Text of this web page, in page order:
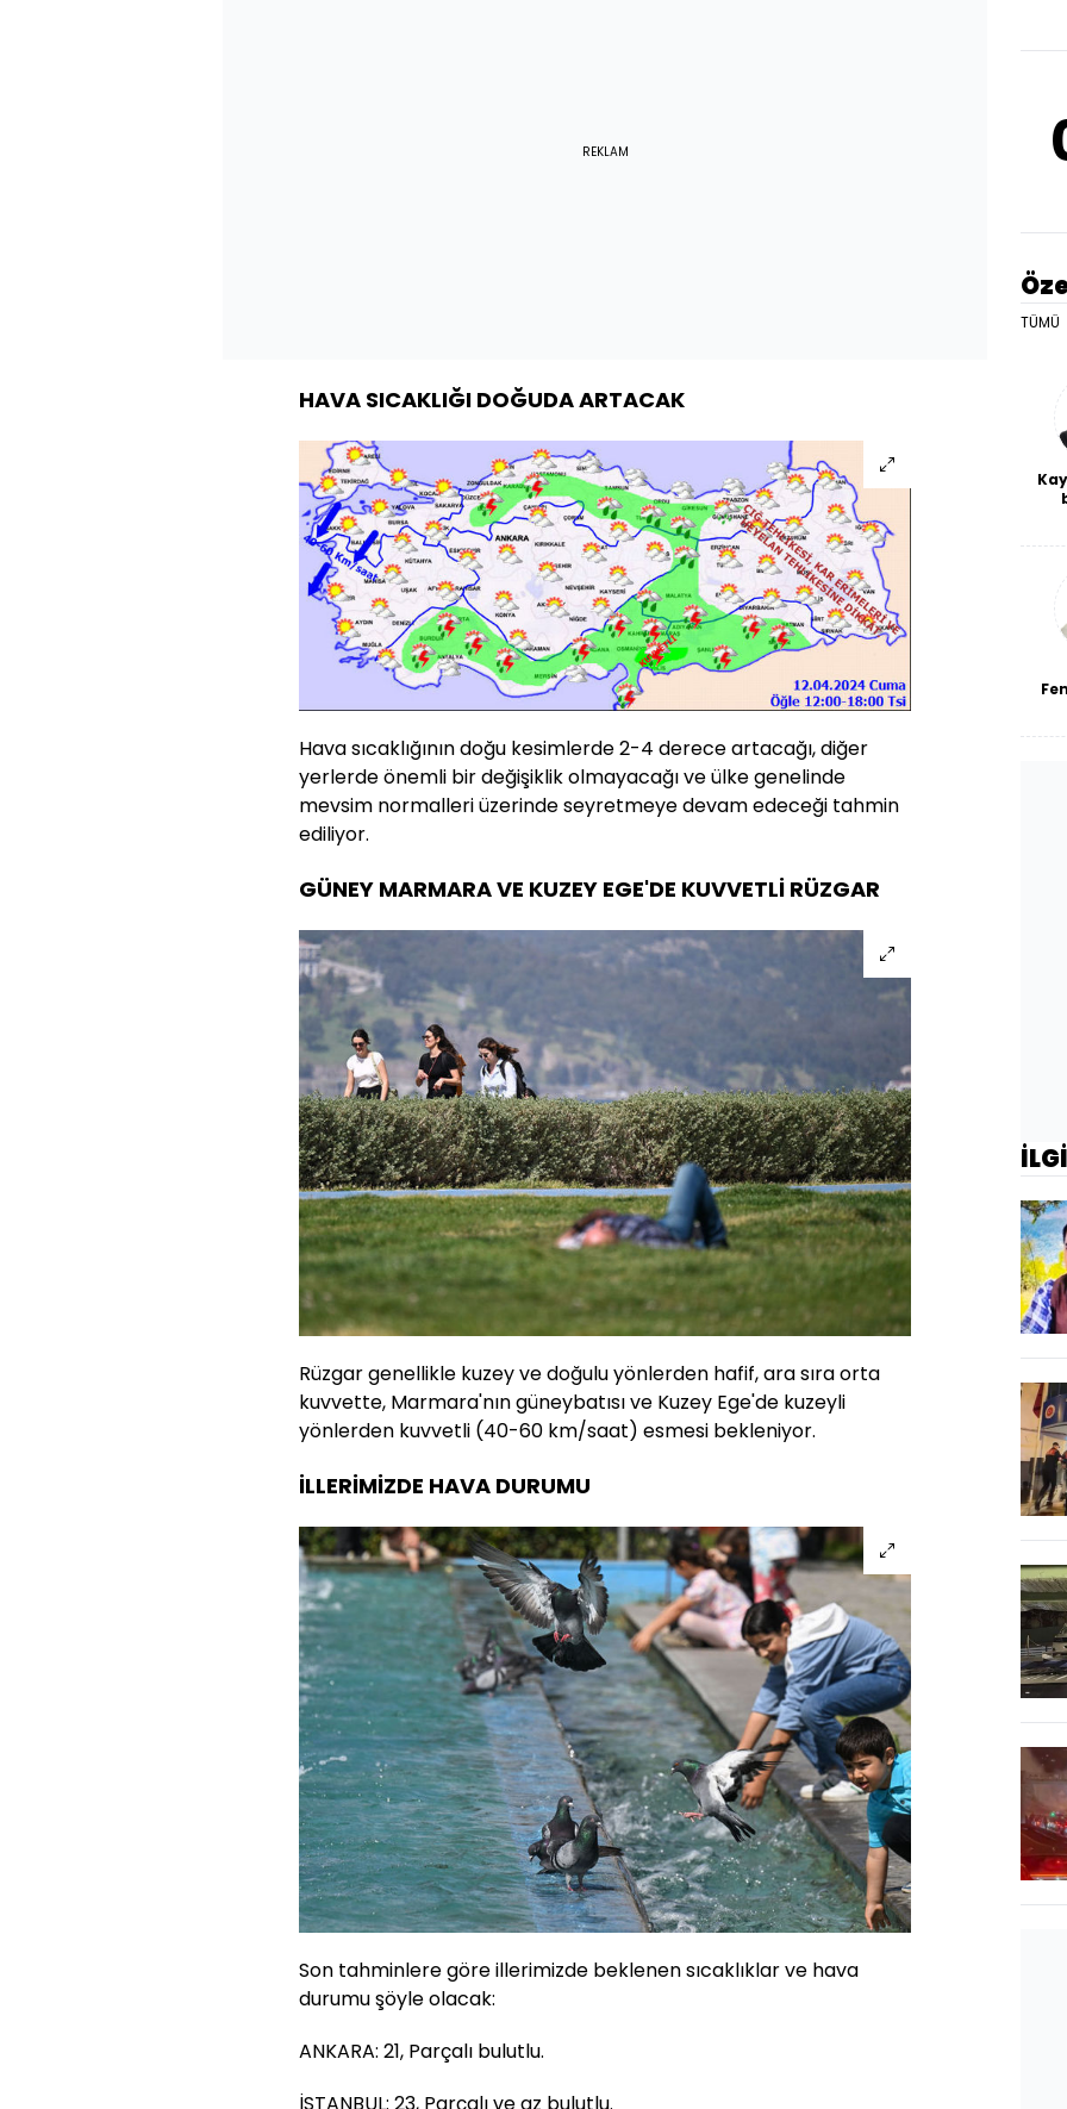
REKLAM
HAVA SICAKLIĞI DOĞUDA ARTACAK
Hava sıcaklığının doğu kesimlerde 2-4 derece artacağı, diğer
yerlerde önemli bir değişiklik olmayacağı ve ülke genelinde
mevsim normalleri üzerinde seyretmeye devam edeceği tahmin
ediliyor.
GÜNEY MARMARA VE KUZEY EGE'DE KUVVETLİ RÜZGAR
Rüzgar genellikle kuzey ve doğulu yönlerden hafif, ara sıra orta
kuvvette, Marmara'nın güneybatısı ve Kuzey Ege'de kuzeyli
yönlerden kuvvetli (40-60 km/saat) esmesi bekleniyor.
İLLERİMİZDE HAVA DURUMU
Son tahminlere göre illerimizde beklenen sıcaklıklar ve hava
durumu şöyle olacak:
ANKARA: 21, Parçalı bulutlu.
TÜMÜ